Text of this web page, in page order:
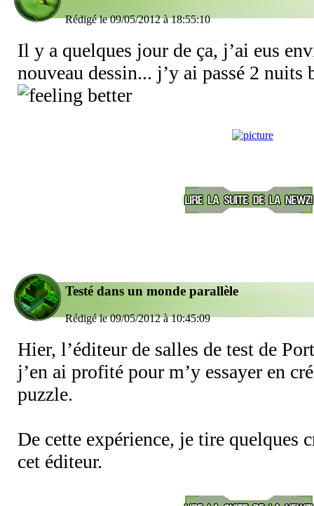
Rédigé le 09/05/2012 à 18:55:10
Il y a quelques jour de ça, j’ai eus
nouveau dessin... j’y ai passé 2 nuits
Testé dans un monde parallèle
Rédigé le 09/05/2012 à 10:45:09
Hier, l’éditeur de salles de test de
j’en ai profité pour m’y essayer en
puzzle.
De cette expérience, je tire quelques
cet éditeur.